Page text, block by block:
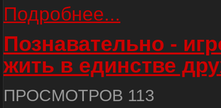
Подробнее...
Познавательно -
жить в единстве
ПРОСМОТРОВ 113